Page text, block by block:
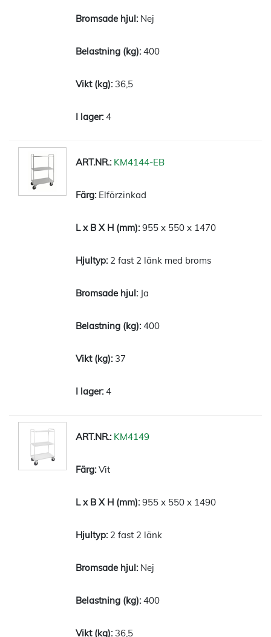
Nej
400
36,5
4
KM4144-EB
Elförzinkad
955 x 550 x 1470
2 fast 2 länk med broms
Ja
400
37
4
KM4149
Vit
955 x 550 x 1490
2 fast 2 länk
Nej
400
36,5